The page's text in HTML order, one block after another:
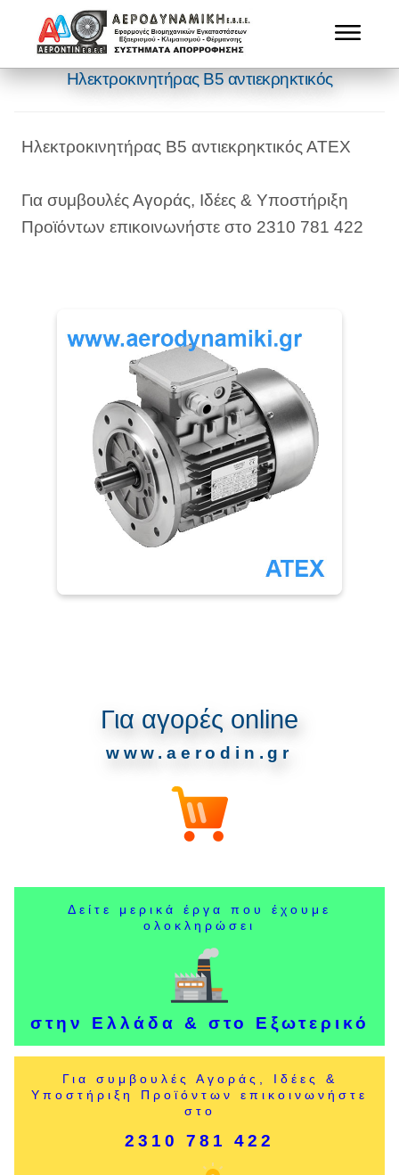
Ηλεκτροκινητήρας Β5 αντιεκρηκτικός
Ηλεκτροκινητήρας Β5 αντιεκρηκτικός ΑΤΕΧ
Για συμβουλές Αγοράς, Ιδέες & Υποστήριξη
Προϊόντων επικοινωνήστε στο 2310 781 422
Για αγορές online
www.aerodin.gr
Δείτε μερικά έργα που έχουμε
ολοκληρώσει
στην Ελλάδα & στο Εξωτερικό
Για συμβουλές Αγοράς, Ιδέες &
Υποστήριξη Προϊόντων επικοινωνήστε
στο
2310 781 422